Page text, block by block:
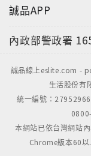
誠品APP
內政部警政署
誠品線上eslite.com -
生活股份
統一編號：
本網站已依台灣網站
Chrome版本60